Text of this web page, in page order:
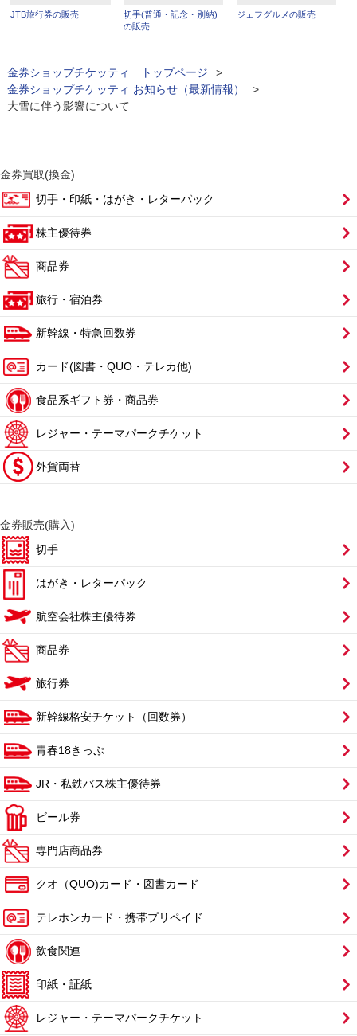
JTB旅行券の販売
切手(普通・記念・別納)
の販売
ジェフグルメの販売
金券ショップチケッティ トップページ
>
金券ショップチケッティ お知らせ（最新情報）
>
大雪に伴う影響について
金券買取(換金)
切手・印紙・はがき・レターパック
株主優待券
商品券
旅行・宿泊券
新幹線・特急回数券
カード(図書・QUO・テレカ他)
食品系ギフト券・商品券
レジャー・テーマパークチケット
外貨両替
金券販売(購入)
切手
はがき・レターパック
航空会社株主優待券
商品券
旅行券
新幹線格安チケット（回数券）
青春18きっぷ
JR・私鉄バス株主優待券
ビール券
専門店商品券
クオ（QUO)カード・図書カード
テレホンカード・携帯プリペイド
飲食関連
印紙・証紙
レジャー・テーマパークチケット